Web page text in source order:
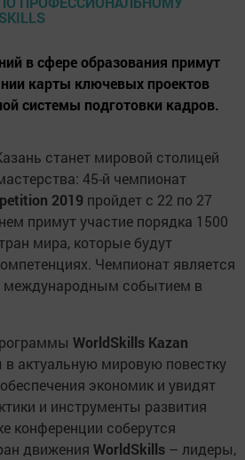
в сфере образования примут
карты ключевых проектов
системы подготовки кадров.
станет мировой столицей
45-й чемпионат
2019 пройдет с 22 по 27
примут участие порядка 1500
мира, которые будут
Чемпионат является
событием в
WorldSkills Kazan
актуальную мировую повестку
экономик и увидят
и инструменты развития
конференции соберутся
движения WorldSkills – лидеры,